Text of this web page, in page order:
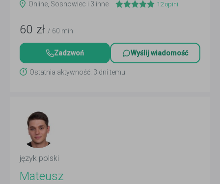
Online, Sosnowiec i 3 inne 12opinii
60 zł / 60 min
Zadzwoń Wyślij wiadomość
Ostatnia aktywność: 3 dni temu
język polski
Mateusz